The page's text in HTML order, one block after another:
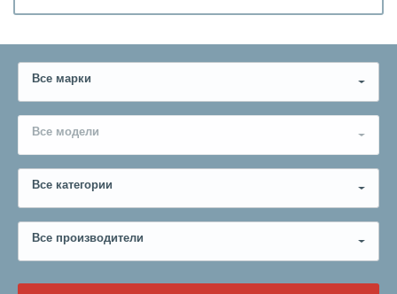
Все марки
Все модели
Все категории
Все производители